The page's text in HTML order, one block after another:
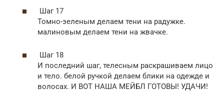
Шаг 17
Томно-зеленым делаем тени на радужке.
малиновым делаем тени на жвачке.
Шаг 18
И последний шаг, телесным раскрашиваем лицо
и тело. белой ручкой делаем блики на одежде и
волосах. И ВОТ НАША МЕЙБЛ ГОТОВЫ! УДАЧИ!